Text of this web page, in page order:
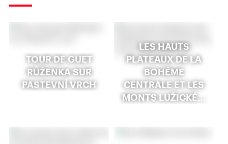
TOUR DE GUET
RŮŽENKA SUR
PASTEVNÍ VRCH
LES HAUTS
PLATEAUX DE LA
BOHÊME
CENTRALE ET LES
MONTS LUŽICKÉ…